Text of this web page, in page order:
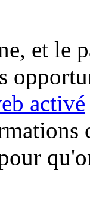
et le
activé